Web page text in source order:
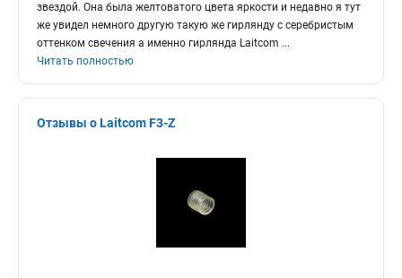
звездой. Она была желтоватого цвета яркости и недавно я тут
же увидел немного другую такую же гирлянду с серебристым
оттенком свечения а именно гирлянда Laitcom ...
Читать полностью
Отзывы о Laitcom F3-Z